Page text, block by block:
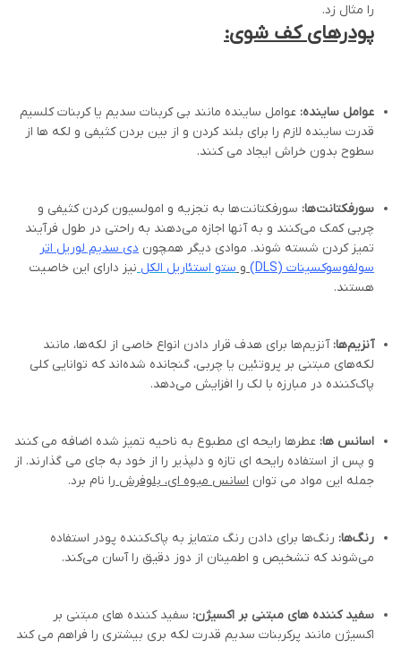
را مثال زد.
پودرهای کف شوی:
عوامل ساینده: عوامل ساینده مانند بی کربنات سدیم یا کربنات کلسیم
قدرت ساینده لازم را برای بلند کردن و از بین بردن کثیفی و لکه ها از
سطوح بدون خراش ایجاد می کنند.
سورفکتانت‌ها: سورفکتانت‌ها به تجزیه و امولسیون کردن کثیفی و
چربی کمک می‌کنند و به آنها اجازه می‌دهند به راحتی در طول فرآیند
تمیز کردن شسته شوند. موادی دیگر همچون دی سدیم لوریل اتر
سولفوسوکسینات (DLS
) و ستو استئاریل الکل نیز دارای این خاصیت
هستند.
آنزیم‌ها: آنزیم‌ها برای هدف قرار دادن انواع خاصی از لکه‌ها، مانند
لکه‌های مبتنی بر پروتئین یا چربی، گنجانده شده‌اند که توانایی کلی
پاک‌کننده در مبارزه با لک را افزایش می‌دهد.
اسانس ها: عطرها رایحه ای مطبوع به ناحیه تمیز شده اضافه می کنند
و پس از استفاده رایحه ای تازه و دلپذیر را از خود به جای می گذارند. از
جمله این مواد می توان اسانس میوه ای، بلوفرش را نام برد.
رنگ‌ها: رنگ‌ها برای دادن رنگ متمایز به پاک‌کننده پودر استفاده
می‌شوند که تشخیص و اطمینان از دوز دقیق را آسان می‌کند.
سفید کننده های مبتنی بر اکسیژن: سفید کننده های مبتنی بر
اکسیژن مانند پرکربنات سدیم قدرت لکه بری بیشتری را فراهم می کند